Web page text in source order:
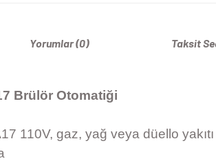
Yorumlar (0) Taksit
Brülör Otomatiği
110V, gaz, yağ veya düello